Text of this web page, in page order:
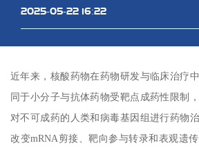
2025-05-22 16:22
近年来，核酸药物在药物研发与临床治疗
同于小分子与抗体药物受靶点成药性限制
对不可成药的人类和病毒基因组进行药物
改变mRNA剪接、靶向参与转录和表观遗